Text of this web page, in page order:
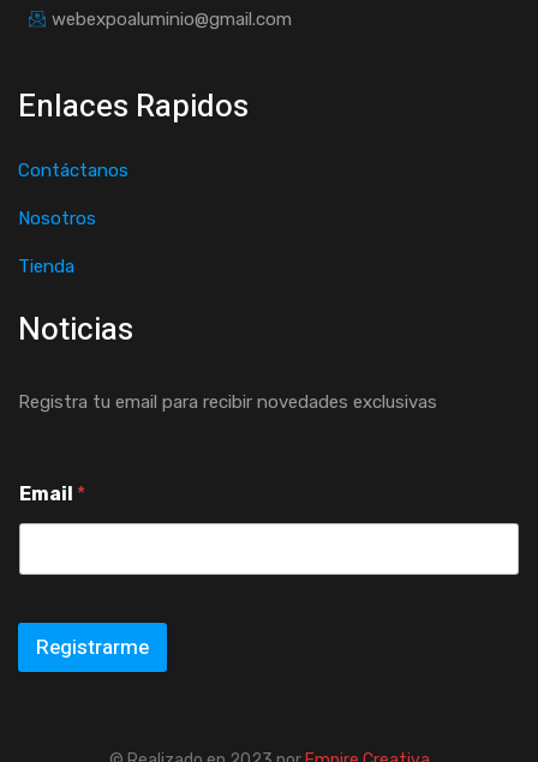
webexpoaluminio@gmail.com
Enlaces Rapidos
Contáctanos
Nosotros
Tienda
Noticias
Registra tu email para recibir novedades exclusivas
Email *
Registrarme